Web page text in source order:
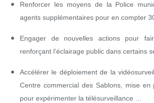
Renforcer les moyens de la Police
agents supplémentaires pour en compter
Engager de nouvelles actions pour
renforçant l’éclairage public dans certains
Accélérer le déploiement de la
Centre commercial des Sablons, mise
pour expérimenter la télésurveillance …